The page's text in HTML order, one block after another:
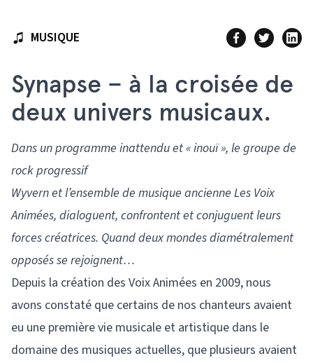
MUSIQUE
Synapse – à la croisée de
deux univers musicaux.
Dans un programme inattendu et « inouï », le groupe de
rock progressif
Wyvern et l’ensemble de musique ancienne Les Voix
Animées, dialoguent, confrontent et conjuguent leurs
forces créatrices. Quand deux mondes diamétralement
opposés se rejoignent…
Depuis la création des Voix Animées en 2009, nous
avons constaté que certains de nos chanteurs avaient
eu une première vie musicale et artistique dans le
domaine des musiques actuelles, que plusieurs avaient